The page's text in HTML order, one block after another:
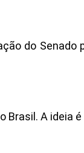
do
Brasil. A ideia